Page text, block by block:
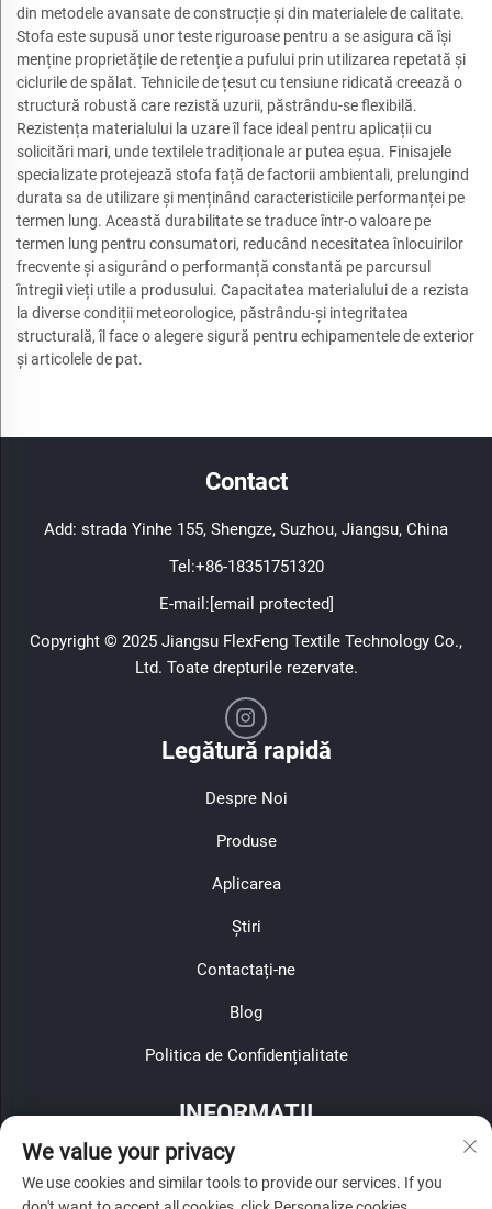
din metodele avansate de construcție și din materialele de calitate.
Stofa este supusă unor teste riguroase pentru a se asigura că își
menține proprietățile de retenție a pufului prin utilizarea repetată și
ciclurile de spălat. Tehnicile de țesut cu tensiune ridicată creează o
structură robustă care rezistă uzurii, păstrându-se flexibilă.
Rezistența materialului la uzare îl face ideal pentru aplicații cu
solicitări mari, unde textilele tradiționale ar putea eșua. Finisajele
specializate protejează stofa față de factorii ambientali, prelungind
durata sa de utilizare și menținând caracteristicile performanței pe
termen lung. Această durabilitate se traduce într-o valoare pe
termen lung pentru consumatori, reducând necesitatea înlocuirilor
frecvente și asigurând o performanță constantă pe parcursul
întregii vieți utile a produsului. Capacitatea materialului de a rezista
la diverse condiții meteorologice, păstrându-și integritatea
structurală, îl face o alegere sigură pentru echipamentele de exterior
și articolele de pat.
Contact
Add: strada Yinhe 155, Shengze, Suzhou, Jiangsu, China
Tel:+86-18351751320
E-mail:[email protected]
Copyright © 2025 Jiangsu FlexFeng Textile Technology Co.,
Ltd. Toate drepturile rezervate.
Legătură rapidă
Despre Noi
Produse
Aplicarea
Știri
Contactați-ne
Blog
Politica de Confidențialitate
INFORMAȚII
Înscrieți-vă pentru a primi newsletterul nostru săptămânal
We value your privacy
We use cookies and similar tools to provide our services. If you